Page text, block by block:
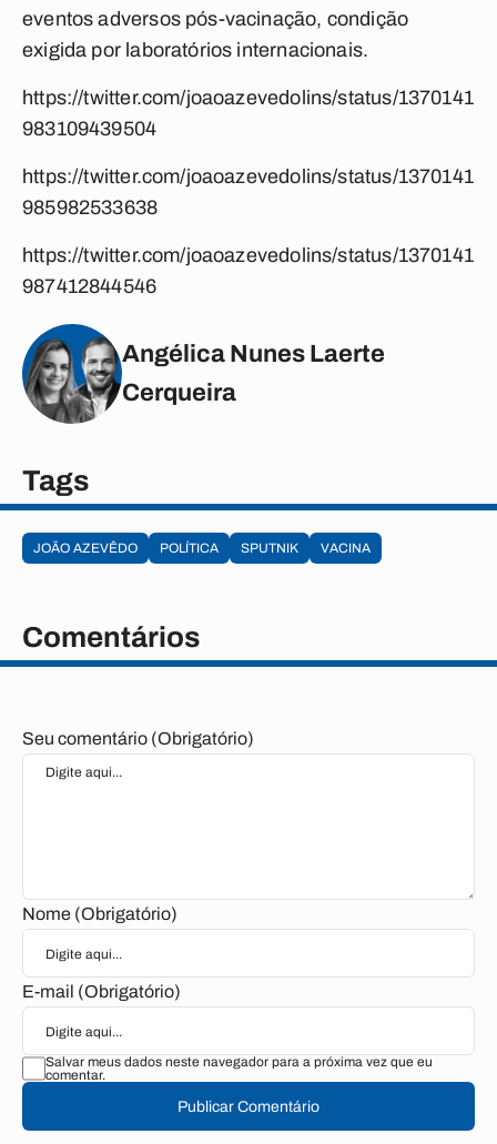
eventos adversos pós-vacinação, condição
exigida por laboratórios internacionais.
https://twitter.com/joaoazevedolins/status/1370141
983109439504
https://twitter.com/joaoazevedolins/status/1370141
985982533638
https://twitter.com/joaoazevedolins/status/1370141
987412844546
Angélica Nunes Laerte
Cerqueira
Tags
JOÃO AZEVÊDO POLÍTICA SPUTNIK VACINA
Comentários
Seu comentário (Obrigatório)
Nome (Obrigatório)
E-mail (Obrigatório)
Salvar meus dados neste navegador para a próxima vez que eu
comentar.
Publicar Comentário